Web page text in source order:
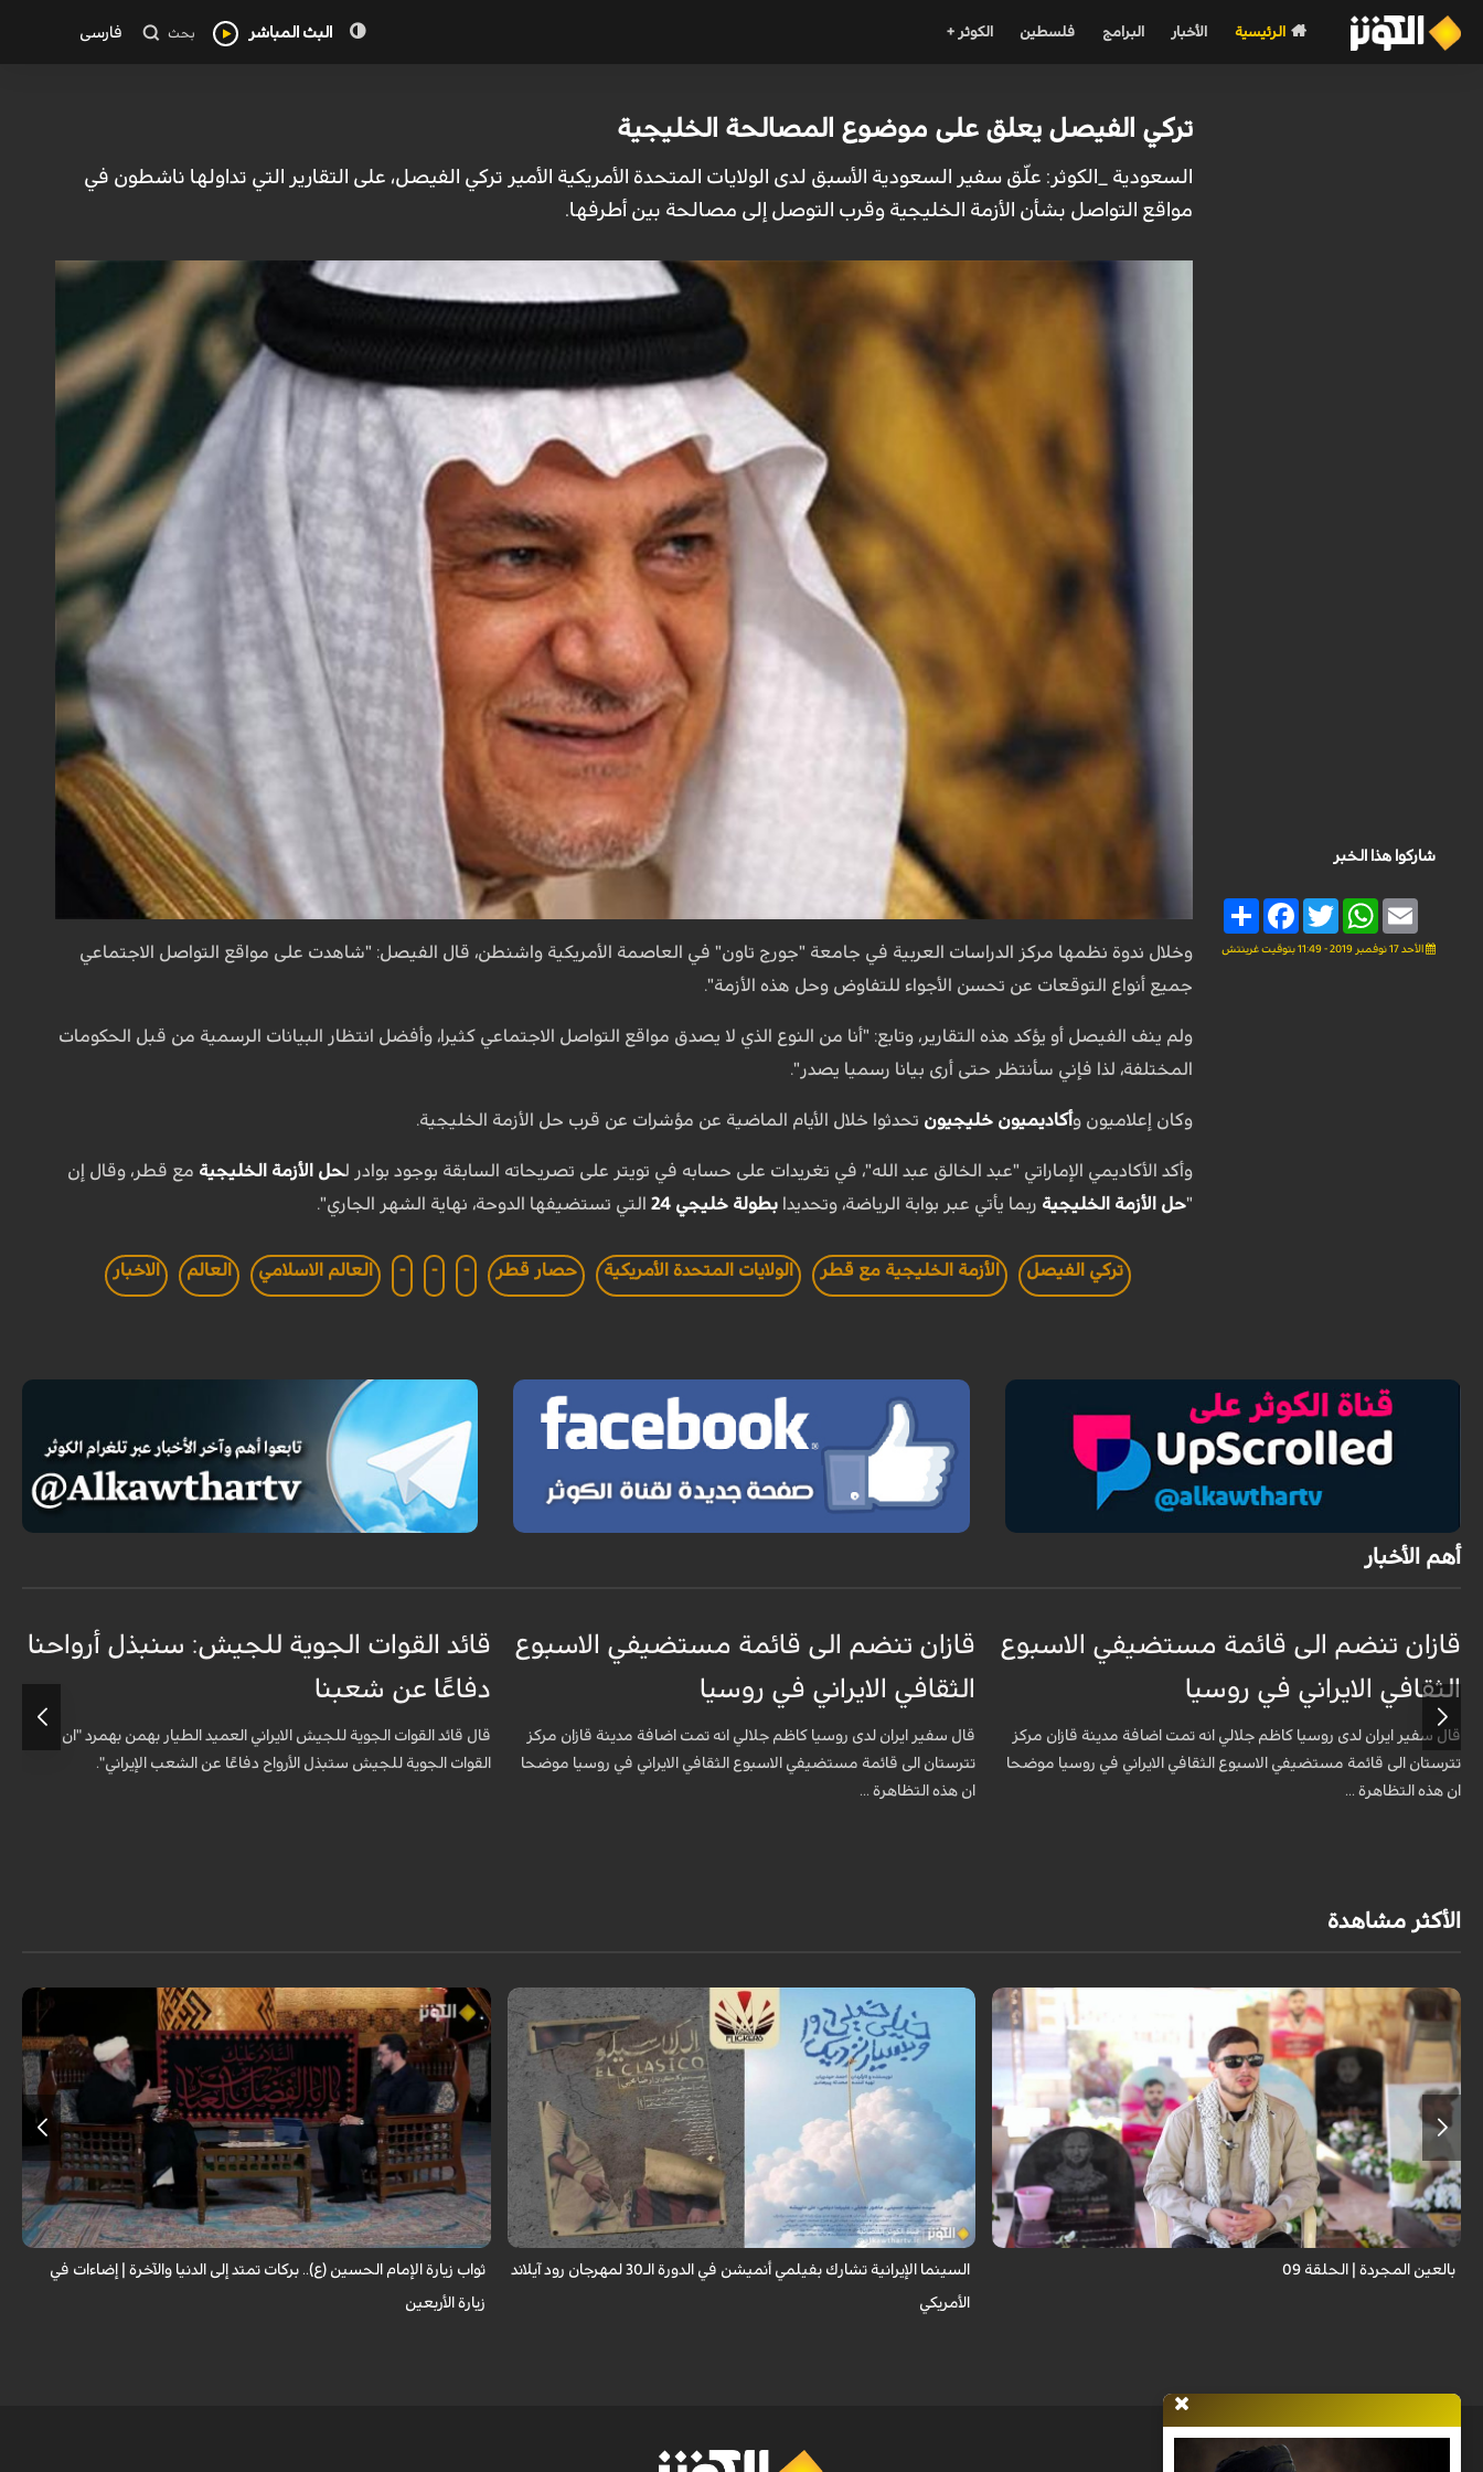
الرئيسية الأخبار البرامج فلسطين الكوثر + البث المباشر بحث فارسی
شاركوا هذا الخبر
Share
FacebookTwitter
WhatsAppEmail
الأحد 17 نوفمبر 2019 - 11:49 بتوقيت غرينتش
تركي الفيصل يعلق على موضوع المصالحة الخليجية
السعودية _الكوثر: علّق سفير السعودية الأسبق لدى الولايات المتحدة الأمريكية الأمير تركي الفيصل، على التقارير التي تداولها ناشطون في
مواقع التواصل بشأن الأزمة الخليجية وقرب التوصل إلى مصالحة بين أطرفها.
وخلال ندوة نظمها مركز الدراسات العربية في جامعة "جورج تاون" في العاصمة الأمريكية واشنطن، قال الفيصل: "شاهدت على مواقع التواصل الاجتماعي
جميع أنواع التوقعات عن تحسن الأجواء للتفاوض وحل هذه الأزمة".
ولم ينف الفيصل أو يؤكد هذه التقارير، وتابع: "أنا من النوع الذي لا يصدق مواقع التواصل الاجتماعي كثيرا، وأفضل انتظار البيانات الرسمية من قبل الحكومات
المختلفة، لذا فإني سأنتظر حتى أرى بيانا رسميا يصدر".
وكان إعلاميون وأكاديميون خليجيون تحدثوا خلال الأيام الماضية عن مؤشرات عن قرب حل الأزمة الخليجية.
وأكد الأكاديمي الإماراتي "عبد الخالق عبد الله"، في تغريدات على حسابه في تويتر على تصريحاته السابقة بوجود بوادر لحل الأزمة الخليجية مع قطر، وقال إن
"حل الأزمة الخليجية ربما يأتي عبر بوابة الرياضة، وتحديدا بطولة خليجي 24 التي تستضيفها الدوحة، نهاية الشهر الجاري".
تركي الفيصل الأزمة الخليجية مع قطر الولايات المتحدة الأمريكية حصار قطر -
-
- العالم الاسلامي العالم الاخبار
أهم الأخبار
قازان تنضم الى قائمة مستضيفي الاسبوع
الثقافي الايراني في روسيا
قال سفير ايران لدى روسيا كاظم جلالي انه تمت اضافة مدينة قازان مركز
تترستان الى قائمة مستضيفي الاسبوع الثقافي الايراني في روسيا موضحا
ان هذه التظاهرة ...
قازان تنضم الى قائمة مستضيفي الاسبوع
الثقافي الايراني في روسيا
قال سفير ايران لدى روسيا كاظم جلالي انه تمت اضافة مدينة قازان مركز
تترستان الى قائمة مستضيفي الاسبوع الثقافي الايراني في روسيا موضحا
ان هذه التظاهرة ...
قائد القوات الجوية للجيش: سنبذل أرواحنا
دفاعًا عن شعبنا
قال قائد القوات الجوية للجيش الايراني العميد الطيار بهمن بهمرد "ان
القوات الجوية للجيش ستبذل الأرواح دفاعًا عن الشعب الإيراني".
الأكثر مشاهدة
برنامج "بالعين المجردة" هو توثيق إنسانيٌّ شجاعٌ للحياة تحت وطأة الحرب، حيث
نستمع فيه إلى شهاداتٍ حيّةٍ لأشخاص عايشوا التفجيرات والدمار، فنرى بعيونهم
ت...
بالعين المجردة | الحلقة 09
تأهل فيلمان قصيران من إنتاج "مركز سوره للشباب" للمشاركة في منافسات
مهرجان رود آيلاند السينمائي الدولي بالولايات المتحدة الأمريكية.
السينما الإيرانية تشارك بفيلمي أنميشن في الدورة الـ30 لمهرجان رود آيلاند
الأمريكي
لا تقتصر زيارة الإمام الحسين (عليه السلام) على أداء شعيرةٍ إيمانية، بل تحمل في
طياتها ثوابًا عظيمًا وآثارًا مباركة تنعكس على حياة الزائر. فما هي النعم...
ثواب زيارة الإمام الحسين (ع).. بركات تمتد إلى الدنيا والآخرة | إضاءات في
زيارة الأربعين